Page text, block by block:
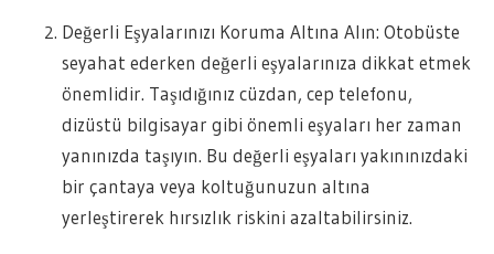
Değerli Eşyalarınızı Koruma Altına Alın: Otobüste
seyahat ederken değerli eşyalarınıza dikkat etmek
önemlidir. Taşıdığınız cüzdan, cep telefonu,
dizüstü bilgisayar gibi önemli eşyaları her zaman
yanınızda taşıyın. Bu değerli eşyaları yakınınızdaki
bir çantaya veya koltuğunuzun altına
yerleştirerek hırsızlık riskini azaltabilirsiniz.